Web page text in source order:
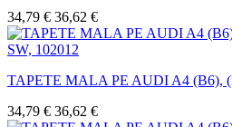
34,79 € 36,62 €
TAPETE MALA PE AUDI A4 (B6),
34,79 € 36,62 €